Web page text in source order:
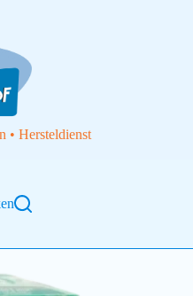
• Hersteldienst